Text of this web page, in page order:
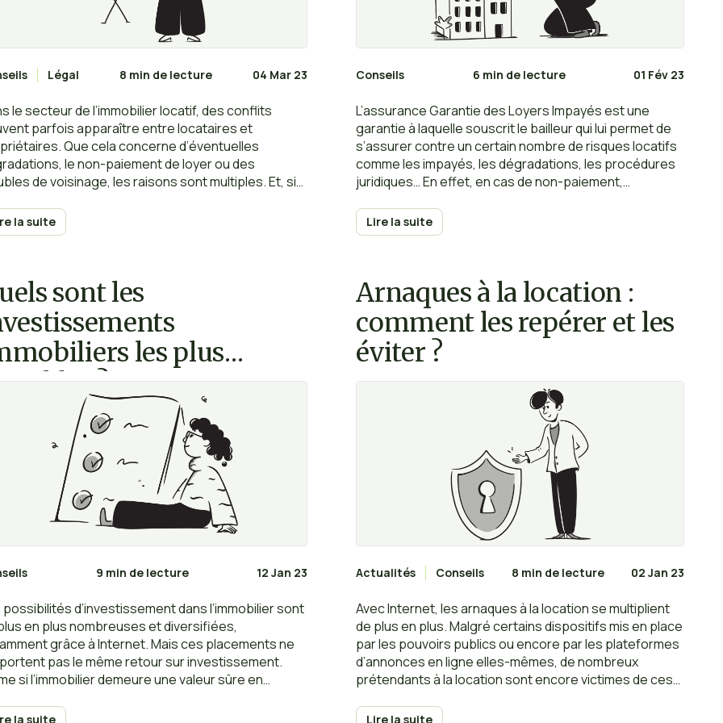
Légal 8 min de lecture 04 Mar 23
le secteur de l’immobilier locatif, des conflits
parfois apparaître entre locataires et
Que cela concerne d’éventuelles
le non-paiement de loyer ou des
de voisinage, les raisons sont multiples. Et, si
à son tour ne détient pas tous les droits
plus.
la suite
Conseils 6 min de lecture 01 Fév 23
L’assurance Garantie des Loyers Impayés est une
garantie à laquelle souscrit le bailleur qui lui permet de
s’assurer contre un certain nombre de risques locatifs
comme les impayés, les dégradations, les procédures
juridiques… En effet, en cas de non-paiement,
loyers non touchés dans les plus brefs délais. On vous
dit tout.
Lire la suite
sont les
les plus
?
9 min de lecture 12 Jan 23
possibilités d’investissement dans l’immobilier sont
en plus nombreuses et diversifiées,
grâce à Internet. Mais ces placements ne
pas le même retour sur investissement.
si l’immobilier demeure une valeur sûre en
les plus rentables en termes de biens et en
la suite
Arnaques à la location :
comment les repérer et les
éviter ?
Actualités Conseils 8 min de lecture 02 Jan 23
Avec Internet, les arnaques à la location se multiplient
de plus en plus. Malgré certains dispositifs mis en place
par les pouvoirs publics ou encore par les plateformes
d’annonces en ligne elles-mêmes, de nombreux
prétendants à la location sont encore victimes de ces
Lire la suite